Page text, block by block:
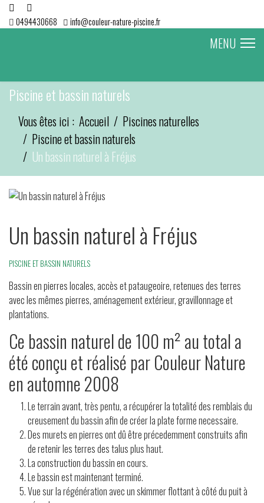
0494430668 info@couleur-nature-piscine.fr
MENU
Piscine et bassin naturels
Vous êtes ici : Accueil
Piscines naturelles
Piscine et bassin naturels
Un bassin naturel à Fréjus
Un bassin naturel à Fréjus
PISCINE ET BASSIN NATURELS
Bassin en pierres locales, accès et pataugeoire, retenues des terres
avec les mêmes pierres, aménagement extérieur, gravillonnage et
plantations.
Ce bassin naturel de 100 m² au total a
été conçu et réalisé par Couleur Nature
en automne 2008
Le terrain avant, très pentu, a récupérer la totalité des remblais du
creusement du bassin afin de créer la plate forme necessaire.
Des murets en pierres ont dû être précedemment construits afin
de retenir les terres des talus plus haut.
La construction du bassin en cours.
Le bassin est maintenant terminé.
Vue sur la régénération avec un skimmer flottant à côté du puit à